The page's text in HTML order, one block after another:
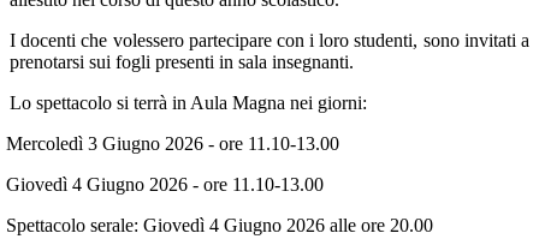
I docenti che volessero partecipare con i loro studenti, sono invitati a
prenotarsi sui fogli presenti in sala insegnanti.
Lo spettacolo si terrà in Aula Magna nei giorni:
Mercoledì 3 Giugno 2026 - ore 11.10-13.00
Giovedì 4 Giugno 2026 - ore 11.10-13.00
Spettacolo serale: Giovedì 4 Giugno 2026 alle ore 20.00